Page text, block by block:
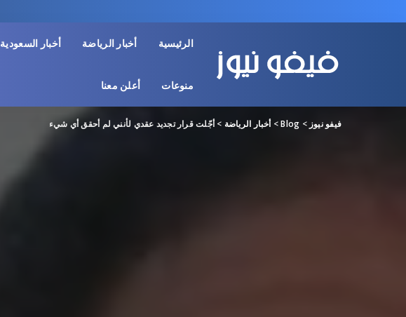
الرئيسية أخبار الرياضة أخبار السعودية
منوعات أعلن معنا
فيفو نيوز >
Blog
> أخبار الرياضة > أجّلت قرار تجديد عقدي لأنني لم أحقق أي شيء